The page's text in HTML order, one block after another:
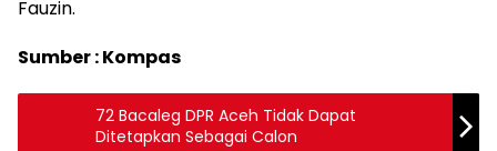
Fauzin.
Sumber : Kompas
72 Bacaleg DPR Aceh Tidak Dapat
Ditetapkan Sebagai Calon